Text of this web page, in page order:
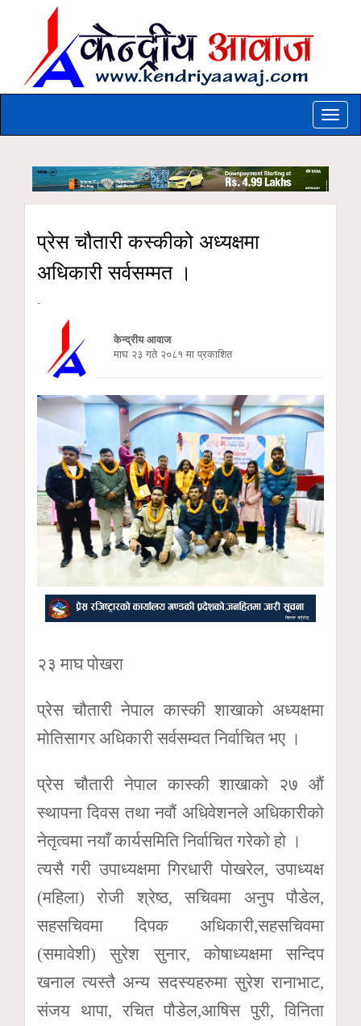
Toggle
प्रेस चौतारी कस्कीको अध्यक्षमा
अधिकारी सर्वसम्मत ।
-
केन्द्रीय आवाज
माघ २३ गते २०८१ मा प्रकाशित
२३ माघ पोखरा
प्रेस चौतारी नेपाल कास्की शाखाको अध्यक्षमा
मोतिसागर अधिकारी सर्वसम्वत निर्वाचित भए ।
प्रेस चौतारी नेपाल कास्की शाखाको २७ औं
स्थापना दिवस तथा नवौं अधिवेशनले अधिकारीको
नेतृत्वमा नयाँ कार्यसमिति निर्वाचित गरेको हो ।
त्यसै गरी उपाध्यक्षमा गिरधारी पोखरेल, उपाध्यक्ष
(महिला) रोजी श्रेष्ठ, सचिवमा अनुप पौडेल,
सहसचिवमा दिपक अधिकारी,सहसचिवमा
(समावेशी) सुरेश सुनार, कोषाध्यक्षमा सन्दिप
खनाल त्यस्तै अन्य सदस्यहरुमा सुरेश रानाभाट,
संजय थापा, रचित पौडेल,आषिस पुरी, विनिता